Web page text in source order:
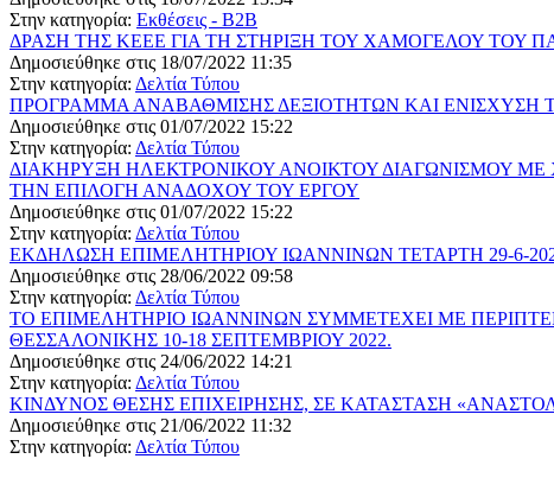
Στην κατηγορία: Εκθέσεις - B2B
ΔΡΑΣΗ ΤΗΣ ΚΕΕΕ ΓΙΑ ΤΗ ΣΤΗΡΙΞΗ ΤΟΥ ΧΑΜΟΓΕΛΟΥ ΤΟΥ
Δημοσιεύθηκε στις 18/07/2022 11:35
Στην κατηγορία: Δελτία Τύπου
ΠΡΟΓΡΑΜΜΑ ΑΝΑΒΑΘΜΙΣΗΣ ΔΕΞΙΟΤΗΤΩΝ ΚΑΙ ΕΝΙΣΧΥΣΗ
Δημοσιεύθηκε στις 01/07/2022 15:22
Στην κατηγορία: Δελτία Τύπου
ΔΙΑΚΗΡΥΞΗ ΗΛΕΚΤΡΟΝΙΚΟΥ ΑΝΟΙΚΤΟΥ ΔΙΑΓΩΝΙΣΜΟΥ
ΤΗΝ ΕΠΙΛΟΓΗ ΑΝΑΔΟΧΟΥ ΤΟΥ ΕΡΓΟΥ
Δημοσιεύθηκε στις 01/07/2022 15:22
Στην κατηγορία: Δελτία Τύπου
ΕΚΔΗΛΩΣΗ ΕΠΙΜΕΛΗΤΗΡΙΟΥ ΙΩΑΝΝΙΝΩΝ ΤΕΤΑΡΤΗ 29-6-
Δημοσιεύθηκε στις 28/06/2022 09:58
Στην κατηγορία: Δελτία Τύπου
ΤΟ ΕΠΙΜΕΛΗΤΗΡΙΟ ΙΩΑΝΝΙΝΩΝ ΣΥΜΜΕΤΕΧΕΙ ΜΕ
ΘΕΣΣΑΛΟΝΙΚΗΣ 10-18 ΣΕΠΤΕΜΒΡΙΟΥ 2022.
Δημοσιεύθηκε στις 24/06/2022 14:21
Στην κατηγορία: Δελτία Τύπου
ΚΙΝΔΥΝΟΣ ΘΕΣΗΣ ΕΠΙΧΕΙΡΗΣΗΣ, ΣΕ ΚΑΤΑΣΤΑΣΗ
Δημοσιεύθηκε στις 21/06/2022 11:32
Στην κατηγορία: Δελτία Τύπου